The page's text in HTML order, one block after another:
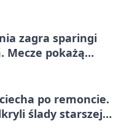
zagra sparingi
Mecze pokażą
po remoncie.
ślady starszej